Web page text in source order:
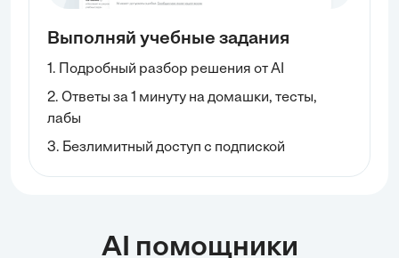
Выполняй учебные задания
1. Подробный разбор решения от AI
2. Ответы за 1 минуту на домашки, тесты,
лабы
3. Безлимитный доступ с подпиской
AI помощники